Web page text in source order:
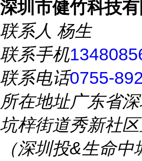
深圳市健竹科技有
联系人 杨生
联系手机
联系电话0755-
所在地址广东省
坑梓街道秀新社
（深圳投&生命中